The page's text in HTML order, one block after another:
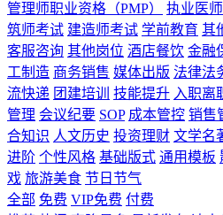
管理师职业资格（PMP）
执业医
筑师考试 建造师考试 学前教育 其
客服咨询 其他岗位 酒店餐饮 金融
工制造 商务销售 媒体出版 法律法
流快递 团建培训 技能提升 入职离
管理 会议纪要 SOP 成本管控 销售
合知识 人文历史 投资理财 文学名
进阶 个性风格 基础版式 通用模板
戏 旅游美食 节日节气
全部 免费 VIP免费 付费